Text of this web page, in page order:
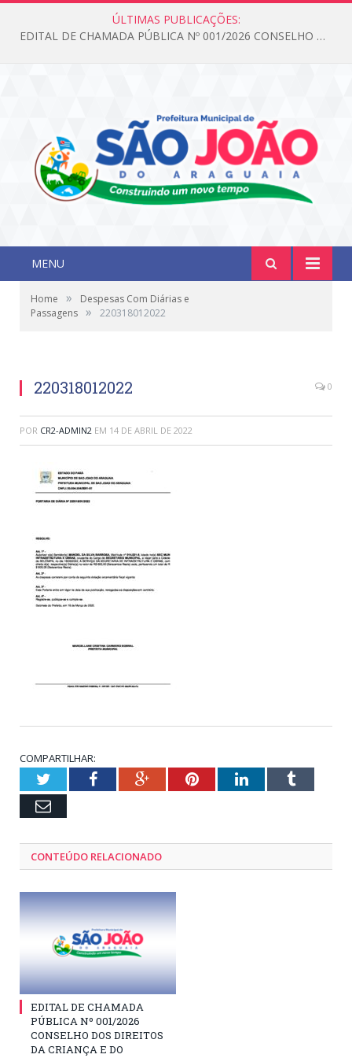
ÚLTIMAS PUBLICAÇÕES:
EDITAL DE CHAMADA PÚBLICA Nº 001/2026 CONSELHO DOS DIREITOS DA CRIANÇA E DO ADOLESCENTE
MENU
Home »
Despesas Com Diárias e
Passagens » 220318012022
220318012022 0
POR CR2-ADMIN2 EM 14 DE ABRIL DE 2022
COMPARTILHAR:
TwitterFacebookGoogle+PinterestLinkedInTumblr
Email
CONTEÚDO RELACIONADO
EDITAL DE CHAMADA
PÚBLICA Nº 001/2026
CONSELHO DOS DIREITOS
DA CRIANÇA E DO